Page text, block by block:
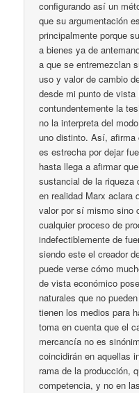
configurando así un
que su argumentación
principalmente porque
a bienes ya de
a que se entremezclan
uso y valor de cambio
desde mi punto de
contundentemente la
no la interpreta del
uno distinto. Así,
es estrecha por dejar
hasta llega a afirmar
sustancial de la riqueza
en realidad Marx aclara
valor por sí mismo sino
cualquier proceso de
indefectiblemente de
siendo este el creador
puede verse cómo
de vista económico
naturales que no
tienen los medios para
toma en cuenta que el
mercancía no es
coincidirán en aquellas
rama de la producción,
competencia, y no en